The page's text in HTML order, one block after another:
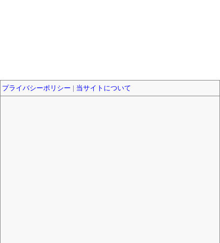
プライバシーポリシー 当サイトについて